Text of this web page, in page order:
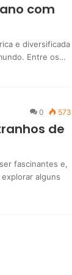
com
e diversificada
Entre os…
0 573
de
fascinantes e,
alguns